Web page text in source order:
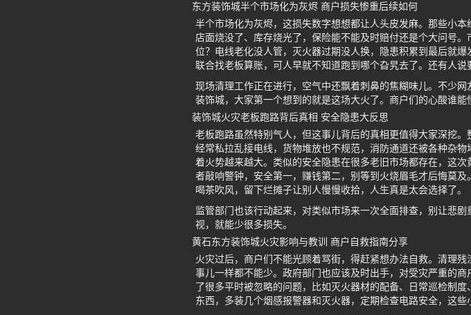
东方装饰城半个市场化为灰烬 商户损失惨重后续如何
半个市场化为灰烬，这损失数字想想都让人头皮发麻。那些小
店面烧没了、库存烧光了，保险能不能及时赔付还是个大问号
位？电线老化没人管，灭火器过期没人换，隐患积累到最后就
联合找老板算账，可人早就不知道跑到哪个旮旯去了。还有人说
现场清理工作正在进行，空气中还飘着刺鼻的焦糊味儿。不少
装饰城，大家第一个想到的就是这场大火了。商户们的心酸谁
装饰城火灾老板跑路背后真相 安全隐患大反思
老板跑路虽然特别气人，但这事儿背后的真相更值得大家深挖
经常私拉乱接电线，货物堆放也不规范，消防通道还被各种杂
着火势越来越大。类似的安全隐患在很多老旧市场都存在，这
者敲响警钟，安全第一，赚钱第二，别等到火烧眉毛才后悔莫
喝茶吹风，留下烂摊子让别人慢慢收拾，人生真是太会选择了。
监管部门也该行动起来，对类似市场来一次全面排查，别让悲
视，就能少很多损失。
黄石东方装饰城火灾影响与教训 商户自救指南分享
火灾过后，商户们不能光顾着骂街，得赶紧想办法自救。清理
事儿一样都不能少。政府部门也应该及时出手，对受灾严重的
了很多平时被忽略的问题，比如灭火器材的配备、日常巡检制
东西，多装几个烟感报警器和灭火器，定期检查电路安全，这些